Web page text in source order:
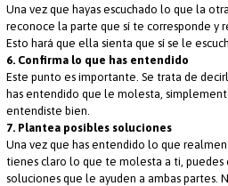
Una vez que hayas escuchado lo que la
reconoce la parte que sí te corresponde y
Esto hará que ella sienta que sí se le
6. Confirma lo que has entendido
Este punto es importante. Se trata de
has entendido que le molesta,
entendiste bien.
7. Plantea posibles soluciones
Una vez que has entendido lo que
tienes claro lo que te molesta a ti, puedes
soluciones que le ayuden a ambas partes.